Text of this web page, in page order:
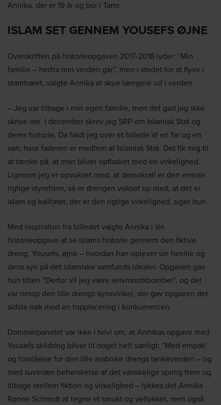
Annika, der er 19 år og bor i Tarm.
ISLAM SET GENNEM YOUSEFS ØJNE
Overskriften på historieopgaven 2017-2018 lyder: ”Min
familie – herfra min verden går”, men i stedet for at flyve i
stamtræet, valgte Annika at skue længere ud i verden.
– Jeg var tilbage i min egen familie, men det gad jeg ikke
skrive om. I december skrev jeg SRP om Islamisk Stat og
deres historie. Da faldt jeg over et billede af en far og en
søn, hvor faderen er medlem af Islamisk Stat. Det fik mig til
at tænke på, at man bliver opflasket med en virkelighed.
Ligesom jeg er opvokset med, at demokrati er den eneste
rigtige styreform, så er drengen vokset op med, at det er
islam og kalifatet, der er den rigtige virkelighed, siger hun.
Med inspiration fra billedet valgte Annika i sin
historieopgave at se Islams historie gennem den fiktive
dreng, Yousefs, øjne – hvordan han oplever sin familie og
dens syn på det islamiske samfunds idealer. Opgaven gav
hun titlen ”Derfor vil jeg være selvmordsbomber”, og det
var netop den lille drengs synsvinkel, der gav opgaven det
sidste nøk mod en topplacering i konkurrencen.
Dommerpanelet var ikke i tvivl om, at Annikas opgave med
Yousefs skildring bliver til noget helt særligt: ”Med empati
og forståelse for den lille arabiske drengs tankeverden – og
med suveræn beherskelse af det vanskelige spring frem og
tilbage mellem fiktion og virkelighed – lykkes det Annika
Rønne Schmidt at tegne et smukt og vellykket, men også